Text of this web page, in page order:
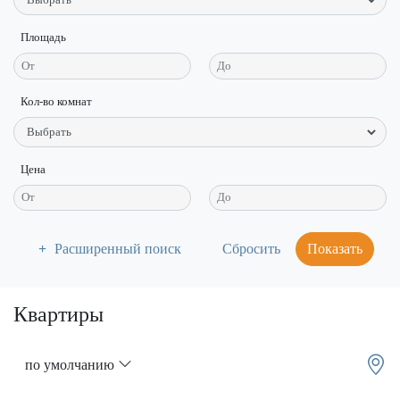
Площадь
Кол-во комнат
Цена
Расширенный поиск Показать
Квартиры
по умолчанию